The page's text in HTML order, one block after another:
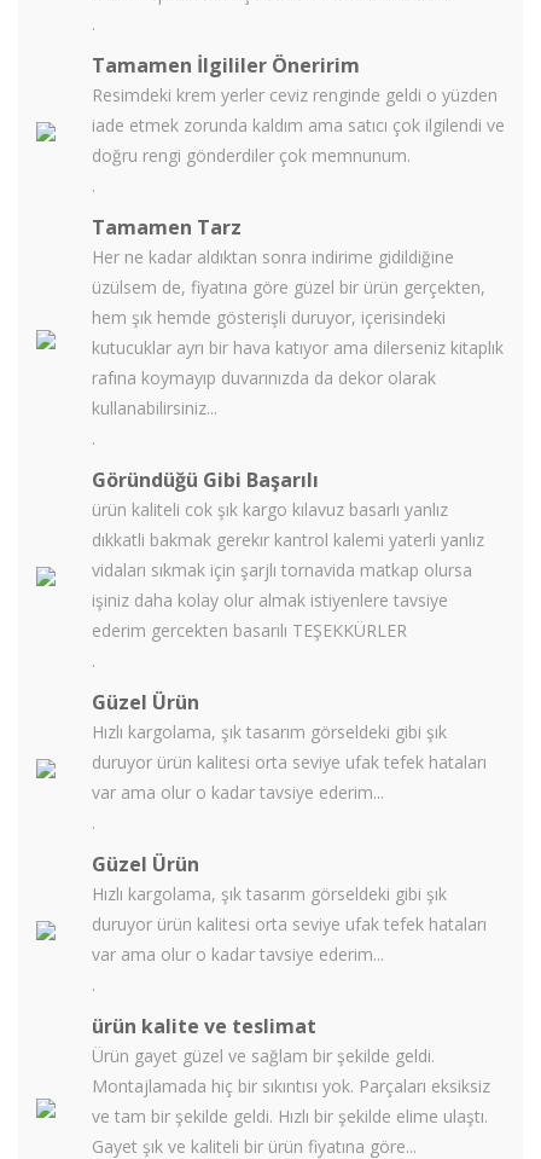
.
Tamamen İlgililer Öneririm
Resimdeki krem yerler ceviz renginde geldi o yüzden
iade etmek zorunda kaldım ama satıcı çok ilgilendi ve
doğru rengi gönderdiler çok memnunum.
.
Tamamen Tarz
Her ne kadar aldıktan sonra indirime gidildiğine
üzülsem de, fiyatına göre güzel bir ürün gerçekten,
hem şık hemde gösterişli duruyor, içerisindeki
kutucuklar ayrı bir hava katıyor ama dilerseniz kitaplık
rafına koymayıp duvarınızda da dekor olarak
kullanabilirsiniz...
.
Göründüğü Gibi Başarılı
ürün kaliteli cok şık kargo kılavuz basarlı yanlız
dıkkatli bakmak gerekır kantrol kalemi yaterli yanlız
vidaları sıkmak için şarjlı tornavida matkap olursa
işiniz daha kolay olur almak istiyenlere tavsiye
ederim gercekten basarılı TEŞEKKÜRLER
.
Güzel Ürün
Hızlı kargolama, şık tasarım görseldeki gibi şık
duruyor ürün kalitesi orta seviye ufak tefek hataları
var ama olur o kadar tavsiye ederim...
.
Güzel Ürün
Hızlı kargolama, şık tasarım görseldeki gibi şık
duruyor ürün kalitesi orta seviye ufak tefek hataları
var ama olur o kadar tavsiye ederim...
.
ürün kalite ve teslimat
Ürün gayet güzel ve sağlam bir şekilde geldi.
Montajlamada hiç bir sıkıntısı yok. Parçaları eksiksiz
ve tam bir şekilde geldi. Hızlı bir şekilde elime ulaştı.
Gayet şık ve kaliteli bir ürün fiyatına göre...